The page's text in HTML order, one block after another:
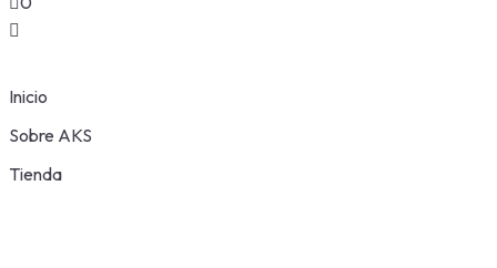
Inicio
Sobre AKS
Tienda